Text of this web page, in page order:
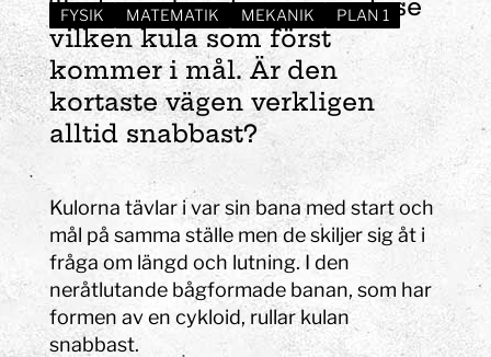
FYSIK MATEMATIK MEKANIK PLAN 1
Tävla mot en kompis och se
vilken kula som först
kommer i mål. Är den
kortaste vägen verkligen
alltid snabbast?
Kulorna tävlar i var sin bana med start och
mål på samma ställe men de skiljer sig åt i
fråga om längd och lutning. I den
neråtlutande bågformade banan, som har
formen av en cykloid, rullar kulan
snabbast.